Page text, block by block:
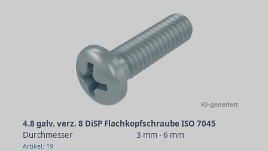
KI-generiert
4.8 galv. verz. 8 DiSP Flachkopfschraube ISO 7045
Durchmesser
3 mm - 6 mm
Artikel: 19